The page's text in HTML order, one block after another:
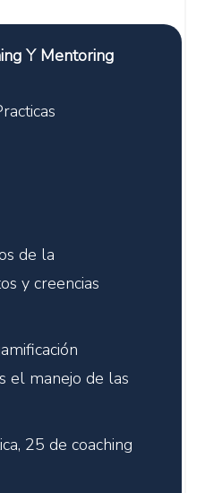
Y Mentoring
de la
y creencias
el manejo de las
25 de coaching